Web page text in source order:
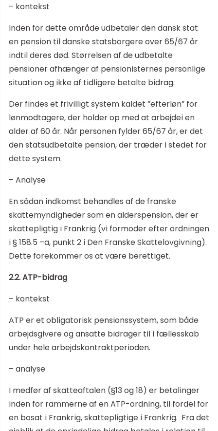
– kontekst
Inden for dette område udbetaler den dansk stat
en pension til danske statsborgere over 65/67 år
indtil deres død. Størrelsen af de udbetalte
pensioner afhænger af pensionisternes personlige
situation og ikke af tidligere betalte bidrag.
Der findes et frivilligt system kaldet ”efterløn” for
lønmodtagere, der holder op med at arbejdei en
alder af 60 år. Når personen fylder 65/67 år, er det
den statsudbetalte pension, der træder i stedet for
dette system.
– Analyse
En sådan indkomst behandles af de franske
skattemyndigheder som en alderspension, der er
skattepligtig i Frankrig (vi formoder efter ordningen
i § 158.5 –a, punkt 2 i Den Franske Skattelovgivning).
Dette forekommer os at være berettiget.
2.2. ATP-bidrag
– kontekst
ATP er et obligatorisk pensionssystem, som både
arbejdsgivere og ansatte bidrager til i fællesskab
under hele arbejdskontraktperioden.
– analyse
I medfør af skatteaftalen (§13 og 18) er betalinger
inden for rammerne af en ATP-ordning, til fordel for
en bosat i Frankrig, skattepligtige i Frankrig. Fra det